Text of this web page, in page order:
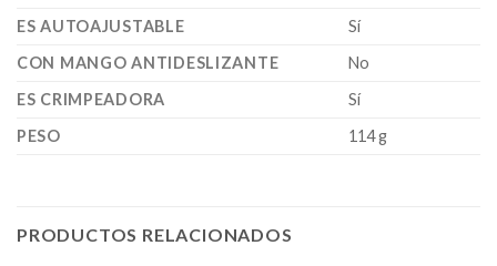
ES AUTOAJUSTABLE
Sí
CON MANGO ANTIDESLIZANTE
No
ES CRIMPEADORA
Sí
PESO
114 g
PRODUCTOS RELACIONADOS